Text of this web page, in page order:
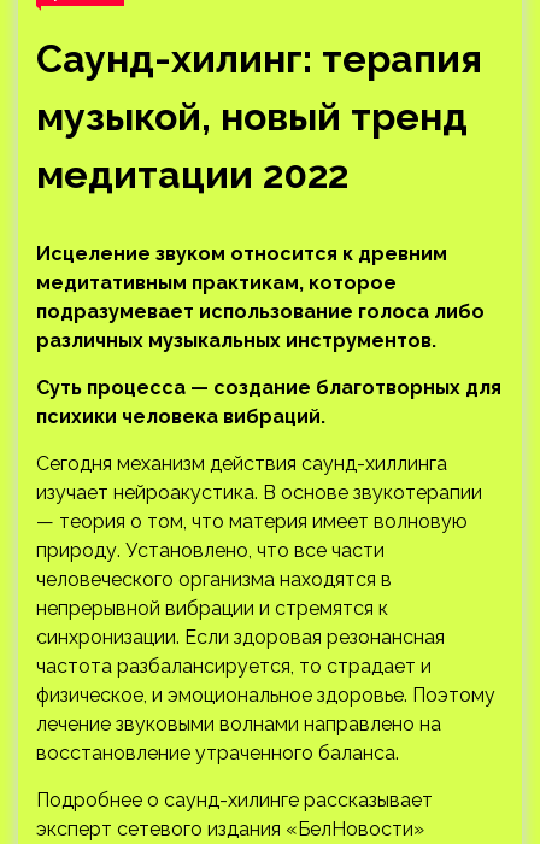
Саунд-хилинг: терапия
музыкой, новый тренд
медитации 2022
Исцеление звуком относится к древним
медитативным практикам, которое
подразумевает использование голоса либо
различных музыкальных инструментов.
Суть процесса — создание благотворных для
психики человека вибраций.
Сегодня механизм действия саунд-хиллинга
изучает нейроакустика. В основе звукотерапии
— теория о том, что материя имеет волновую
природу. Установлено, что все части
человеческого организма находятся в
непрерывной вибрации и стремятся к
синхронизации. Если здоровая резонансная
частота разбалансируется, то страдает и
физическое, и эмоциональное здоровье. Поэтому
лечение звуковыми волнами направлено на
восстановление утраченного баланса.
Подробнее о саунд-хилинге рассказывает
эксперт сетевого издания «БелНовости»